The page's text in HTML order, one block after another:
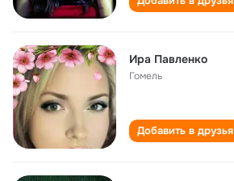
Ира Павленко
Гомель
Добавить в друзья